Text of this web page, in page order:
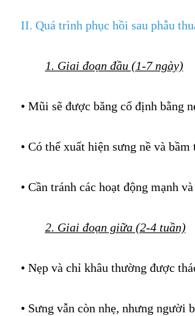
II. Quá trình phục hồi sau phẫu
1. Giai đoạn đầu (1-7 ngày)
• Mũi sẽ được băng cố định bằng
• Có thể xuất hiện sưng nề và
• Cần tránh các hoạt động mạnh
2. Giai đoạn giữa (2-4 tuần)
• Nẹp và chỉ khâu thường được
• Sưng vẫn còn nhẹ, nhưng người